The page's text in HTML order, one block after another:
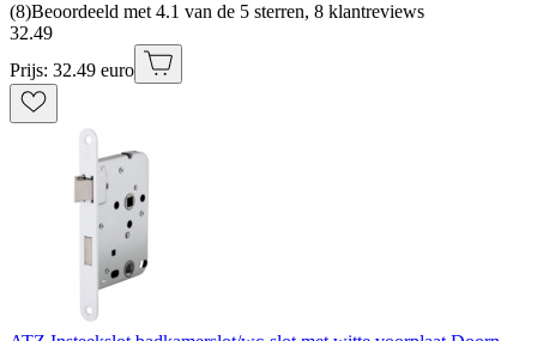
(8)Beoordeeld met 4.1 van de 5 sterren, 8 klantreviews
32.49
Prijs: 32.49 euro